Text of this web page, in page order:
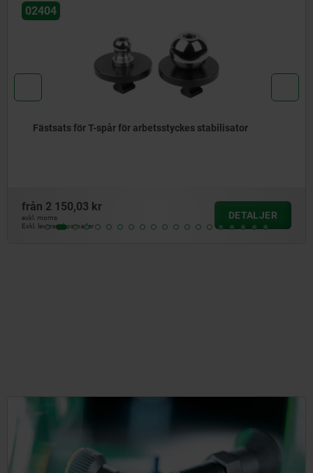
DETALJER
Universal-spännunderlag, sats
Exkl. leveranskostnader